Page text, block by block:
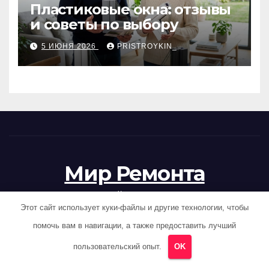
Пластиковые окна: отзывы
и советы по выбору
5 ИЮНЯ 2026 PRISTROYKIN_
Мир Ремонта
Тема News Hunt от
Этот сайт использует куки-файлы и другие технологии, чтобы
помочь вам в навигации, а также предоставить лучший
пользовательский опыт. OK